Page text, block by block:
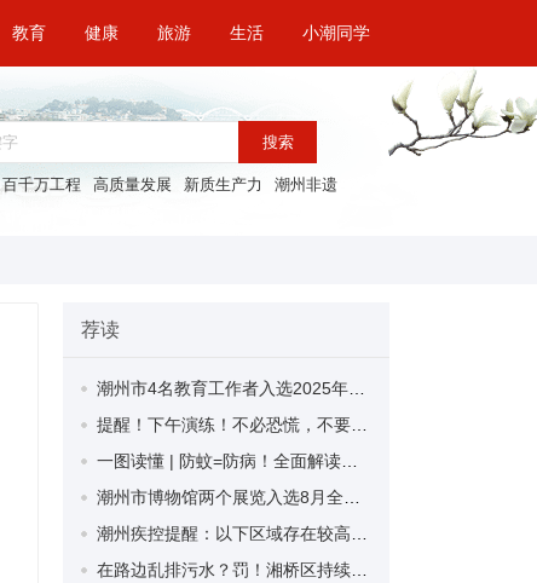
教育 健康 旅游 生活 小潮同学
搜索
百千万工程 高质量发展 新质生产力 潮州非遗
荐读